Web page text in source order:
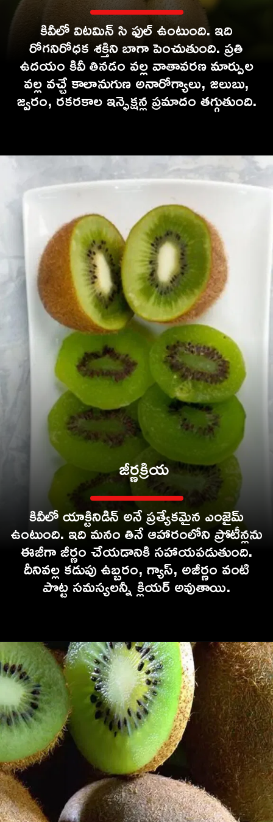
కివీలో విటమిన్ సి ఫుల్ ఉంటుంది. ఇది
రోగనిరోధక శక్తిని బాగా పెంచుతుంది. ప్రతి
ఉదయం కివీ తినడం వల్ల వాతావరణ మార్పుల
వల్ల వచ్చే కాలానుగుణ అనారోగ్యాలు, జలుబు,
కివీలో యాక్టినిడిన్ అనే ప్రత్యేకమైన ఎంజైమ్
ఉంటుంది. ఇది మనం తినే ఆహారంలోని ప్రోటీన్లను
ఈజీగా జీర్ణం చేయడానికి సహాయపడుతుంది.
దీనివల్ల కడుపు ఉబ్బరం, గ్యాస్, అజీర్ణం వంటి
జీర్ణక్రియ